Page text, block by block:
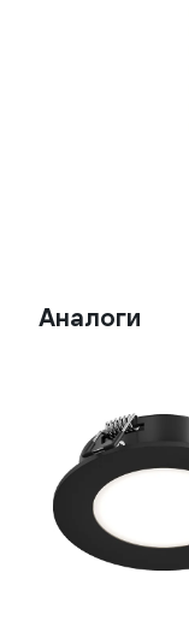
Аналоги